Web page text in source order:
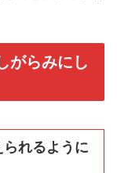
がらみにし
れるように